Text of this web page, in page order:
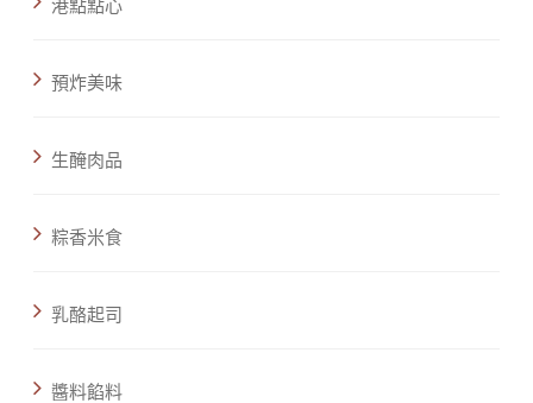
港點點心
預炸美味
生醃肉品
粽香米食
乳酪起司
醬料餡料